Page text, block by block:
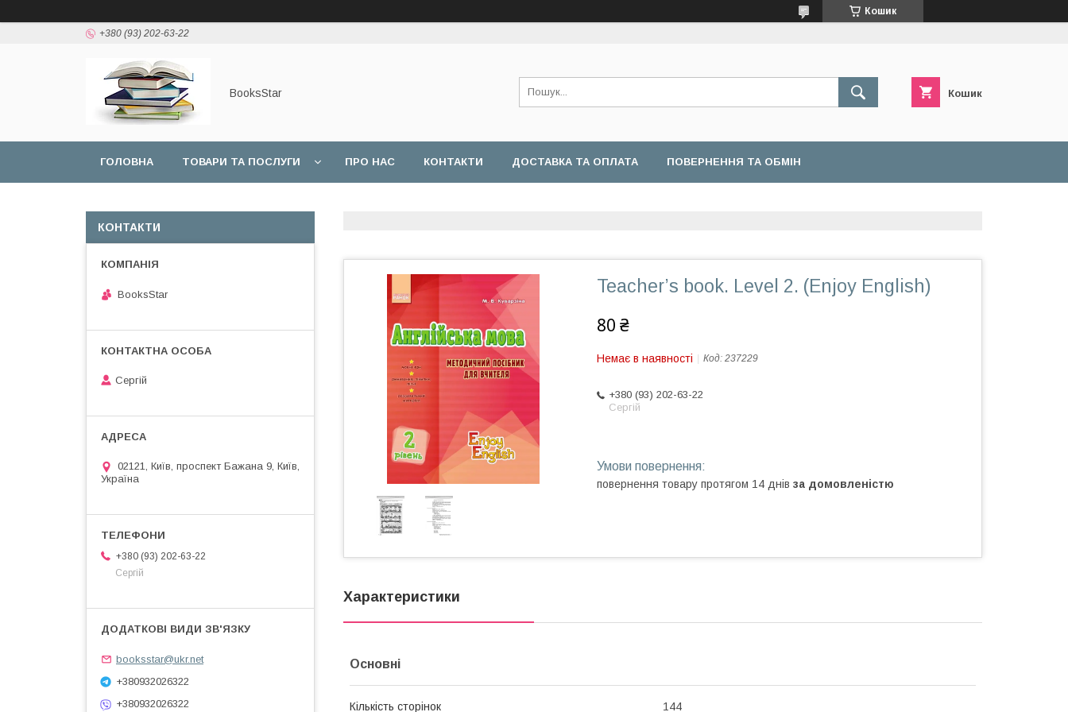
Кошик
+380 (93) 202-63-22
BooksStar Кошик
ГОЛОВНА ТОВАРИ ТА ПОСЛУГИ ПРО НАС КОНТАКТИ ДОСТАВКА ТА ОПЛАТА ПОВЕРНЕННЯ ТА ОБМІН
Teacher’s book. Level 2. (Enjoy English)
80 ₴
Немає в наявності Код: 237229
+380 (93) 202-63-22
Сергій
повернення товару протягом 14 днів за домовленістю
Характеристики
Основні
Кількість сторінок 144
КОНТАКТИ
BooksStar
Сергій
02121, Київ, проспект Бажана 9, Київ,
Україна
+380 (93) 202-63-22
Сергій
booksstar@ukr.net
+380932026322
+380932026322